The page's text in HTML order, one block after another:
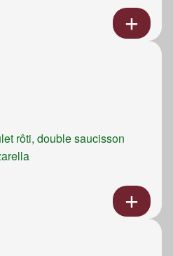
rôti, double saucisson